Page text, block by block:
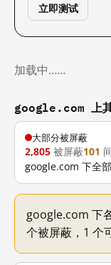
立即测试
加载中……
google.com 上
大部分被屏蔽
2,805 被屏蔽101
google.com 下全
google.com 下
个被屏蔽，1 个